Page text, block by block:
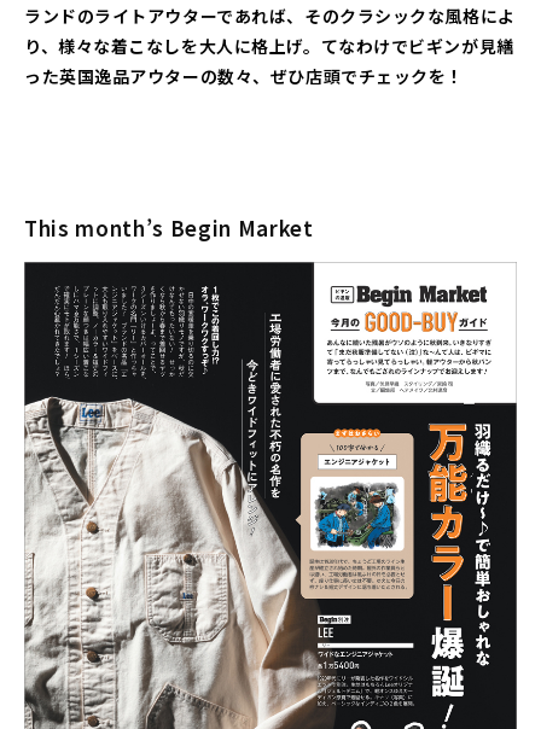
ランドのライトアウターであれば、そのクラシックな風格によ
り、様々な着こなしを大人に格上げ。てなわけでビギンが見繕
った英国逸品アウターの数々、ぜひ店頭でチェックを！
This month’s Begin Market